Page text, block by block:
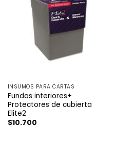
INSUMOS PARA CARTAS
Fundas interiores+
Protectores de cubierta
Elite2
$10.700